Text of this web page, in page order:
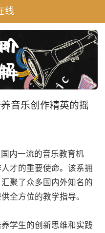
线
音乐创作精英的摇
内一流的音乐教育机
才的重要使命。该系拥
聚了众多国内外知名的
全方位的教学指导。
学生的创新思维和实践